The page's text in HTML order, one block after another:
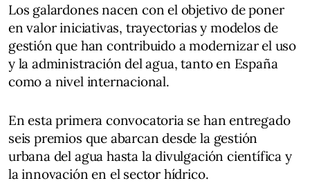
Los galardones nacen con el objetivo de poner
en valor iniciativas, trayectorias y modelos de
gestión que han contribuido a modernizar el uso
y la administración del agua, tanto en España
como a nivel internacional.
En esta primera convocatoria se han entregado
seis premios que abarcan desde la gestión
urbana del agua hasta la divulgación científica y
la innovación en el sector hídrico.